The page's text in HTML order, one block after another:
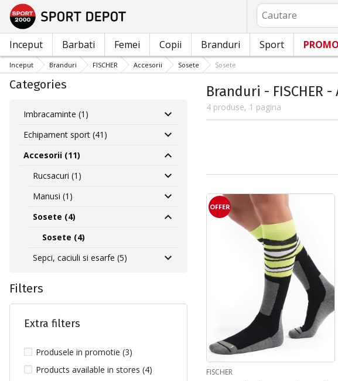
Cautare
Inceput Barbati Femei Copii Branduri Sport
Inceput Branduri FISCHER Accesorii Sosete Sosete
Categories
Imbracaminte (1)
Echipament sport (41)
Accesorii (11)
Rucsacuri (1)
Manusi (1)
Sosete (4)
Sosete (4)
Sepci, caciuli si esarfe (5)
Filters
Extra filters
Produsele in promotie (3)
Products available in stores (4)
Branduri - FISCHER
4 produse, 1 pagina
OFFER
FISCHER